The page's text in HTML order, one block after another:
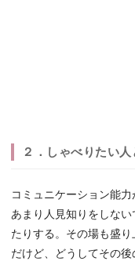
２．しゃべりたい
コミュニケーション能
あまり人見知りをしな
たりする。その場も盛
だけど、どうしてその後